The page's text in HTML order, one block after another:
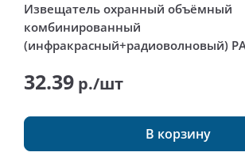
Извещатель охранный объёмный
комбинированный
(инфракрасный+радиоволновый)
32.39 р./шт
В корзину